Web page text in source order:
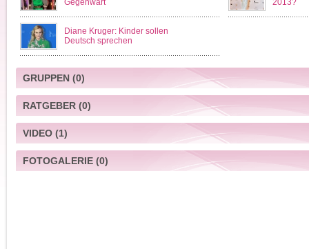
Gegenwart
2013?
Diane Kruger: Kinder sollen
Deutsch sprechen
GRUPPEN(0)
RATGEBER(0)
VIDEO(1)
Adam spricht es aus - Folge 76: Die
Nacktheit
FOTOGALERIE(0)